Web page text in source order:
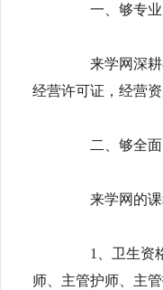
一、够专业
来学网深耕在
经营许可证，经营
二、够全面
来学网的课
1、卫生资格
师、主管护师、主